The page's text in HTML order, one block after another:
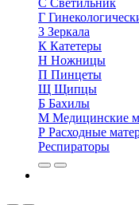
С Светильник
Г
З Зеркала
К Катетеры
Н Ножницы
П Пинцеты
Щ Щипцы
Б Бахилы
М Медицинские
Р Расходные
Респираторы